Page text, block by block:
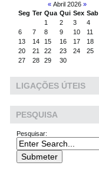
«Abril 2026 »
Seg Ter Qua Qui Sex Sab
1
2 3 4
6
7 8 9 10 11
13
14 15 16 17 18
20
21 22 23 24 25
27
28 29 30
LIGAÇÕES ÚTEIS
PESQUISA
Pesquisar: